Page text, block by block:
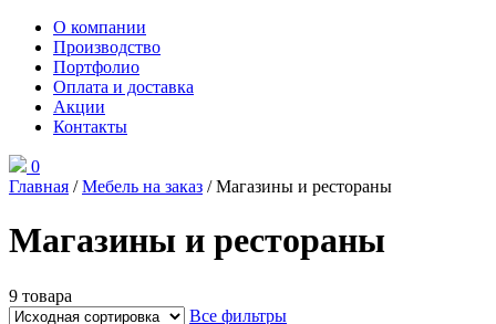
О компании
Производство
Портфолио
Оплата и доставка
Акции
Контакты
0
Главная /Мебель на заказ / Магазины и рестораны
Магазины и рестораны
Ценовой фильтр
В продаже(0)
9 товара
Все фильтры